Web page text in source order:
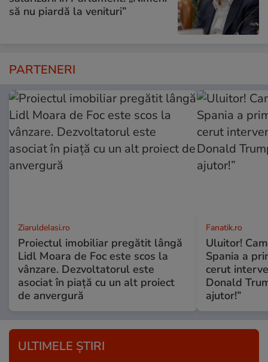
să nu piardă la venituri”
PARTENERI
ZiaruldeIasi.ro
Proiectul imobiliar pregătit lângă
Lidl Moara de Foc este scos la
vânzare. Dezvoltatorul este
asociat în piață cu un alt proiect
de anvergură
Fanatik.ro
Uluitor!
Spania a
cerut
Donald
ajutor!”
ULTIMELE ȘTIRI